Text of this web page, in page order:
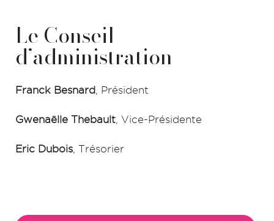
Le Conseil
d’administration
Franck Besnard , Président
Gwenaëlle Thebault , Vice-Présidente
Eric Dubois , Trésorier